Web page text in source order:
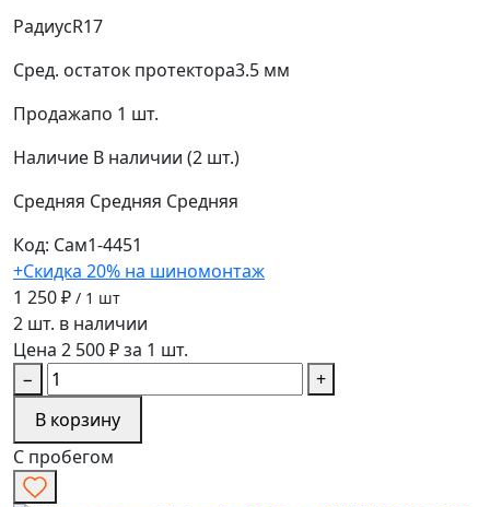
РадиусR17
Сред. остаток протектора3.5 мм
Продажапо 1 шт.
Наличие В наличии (2 шт.)
Средняя Средняя Средняя
Код: Сам1-4451
+Скидка 20% на шиномонтаж
1 250 ₽ / 1 шт
2 шт. в наличии
Цена 2 500 ₽ за 1 шт.
−
+
В корзину
С пробегом